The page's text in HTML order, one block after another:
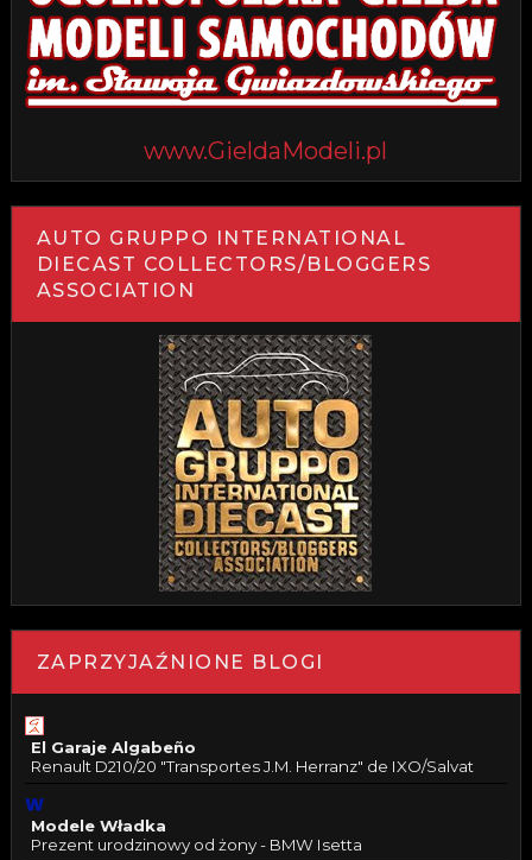
www.GieldaModeli.pl
AUTO GRUPPO INTERNATIONAL
DIECAST COLLECTORS/BLOGGERS
ASSOCIATION
ZAPRZYJAŹNIONE BLOGI
El Garaje Algabeño
Renault D210/20 "Transportes J.M. Herranz" de IXO/Salvat
Modele Władka
Prezent urodzinowy od żony - BMW Isetta